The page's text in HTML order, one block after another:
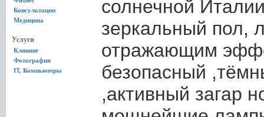
Консультации
Медицина
Услуги
Клининг
Фотография
IT, Компьютеры
солнечной
зеркальный пол,
отражающим
безопасный
,активный загар